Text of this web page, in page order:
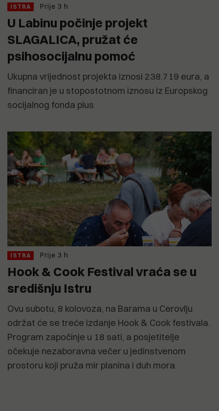
ISTRA Prije 3 h
U Labinu počinje projekt
SLAGALICA, pružat će
psihosocijalnu pomoć
Ukupna vrijednost projekta iznosi 238.719 eura, a
financiran je u stopostotnom iznosu iz Europskog
socijalnog fonda plus
ISTRA Prije 3 h
Hook & Cook Festival vraća se u
središnju Istru
Ovu subotu, 8 kolovoza, na Barama u Cerovlju
održat će se treće izdanje Hook & Cook festivala.
Program započinje u 18 sati, a posjetitelje
očekuje nezaboravna večer u jedinstvenom
prostoru koji pruža mir planina i duh mora.